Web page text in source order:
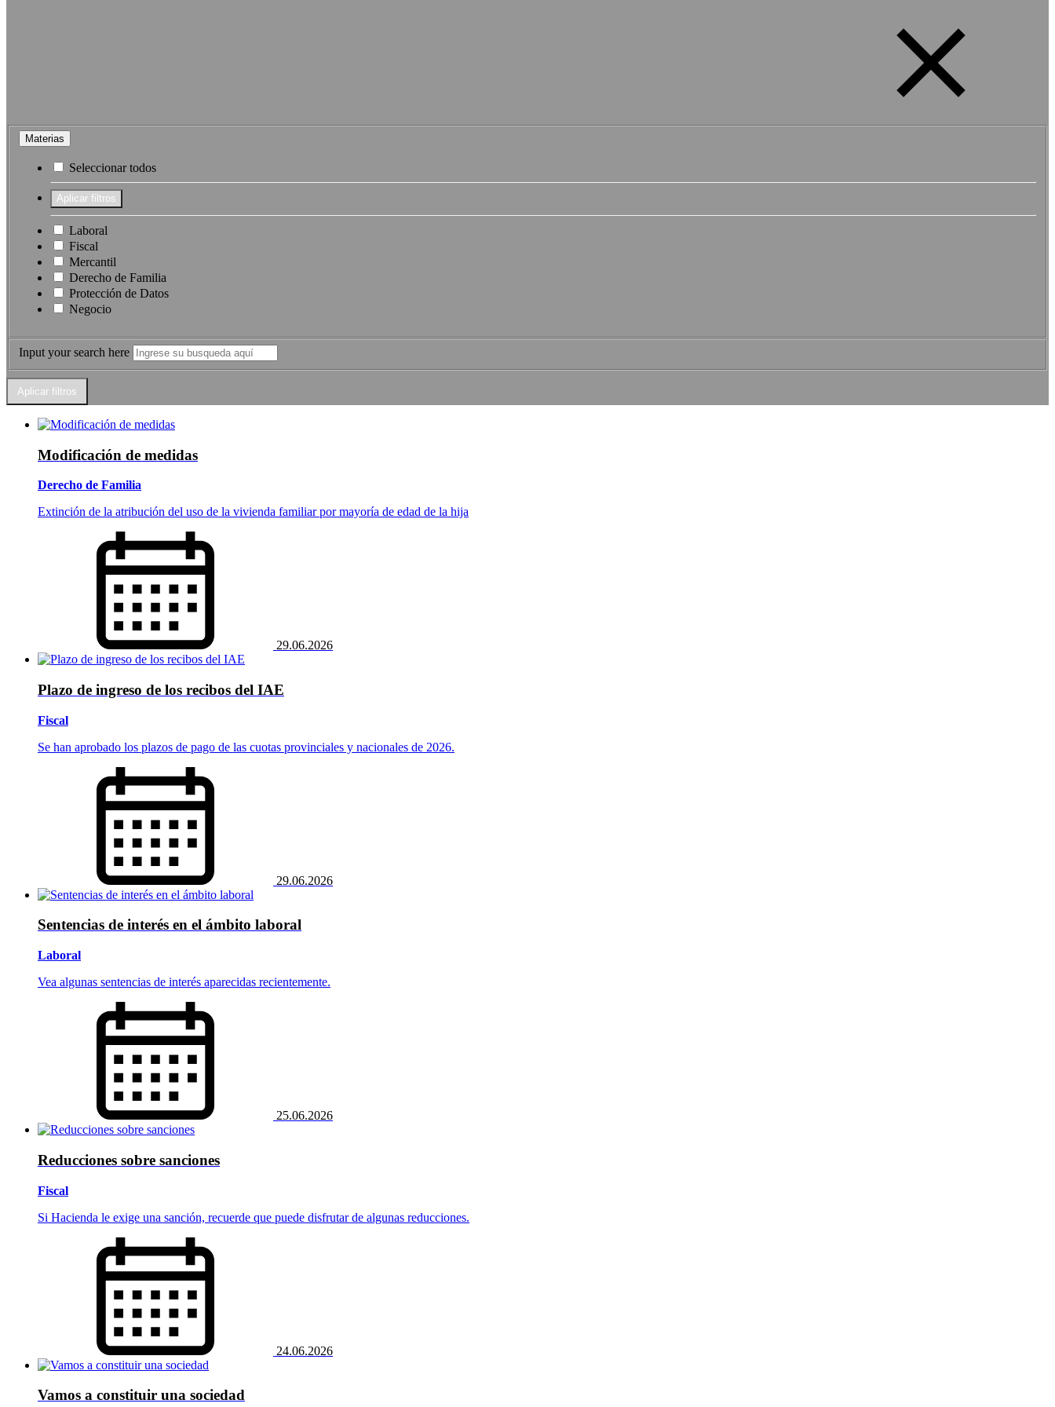
Materias
Seleccionar todos
Laboral
Fiscal
Mercantil
Derecho de Familia
Protección de Datos
Negocio
Input your search here
Modificación de medidas
Derecho de Familia
Extinción de la atribución del uso de la vivienda familiar por mayoría de edad de la hija
29.06.2026
Plazo de ingreso de los recibos del IAE
Fiscal
Se han aprobado los plazos de pago de las cuotas provinciales y nacionales de 2026.
29.06.2026
Sentencias de interés en el ámbito laboral
Laboral
Vea algunas sentencias de interés aparecidas recientemente.
25.06.2026
Reducciones sobre sanciones
Fiscal
Si Hacienda le exige una sanción, recuerde que puede disfrutar de algunas reducciones.
24.06.2026
Vamos a constituir una sociedad